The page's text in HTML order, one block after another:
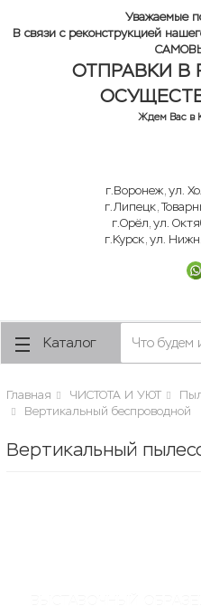
Уважаемые
В связи с реконструкцией
ОТПРАВКИ В
Ждем Вас в
г.Воронеж, ул.
г.Липецк,
г.Орёл, ул.
г.Курск, ул.
Каталог
Главная ЧИСТОТА И УЮТ
Вертикальный беспроводной
Вертикальный